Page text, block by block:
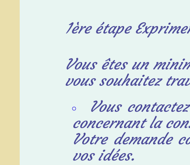
1ère étape
Vous êtes un
vous souhaitez
Vous
concernant la
Votre demande
vos idées.